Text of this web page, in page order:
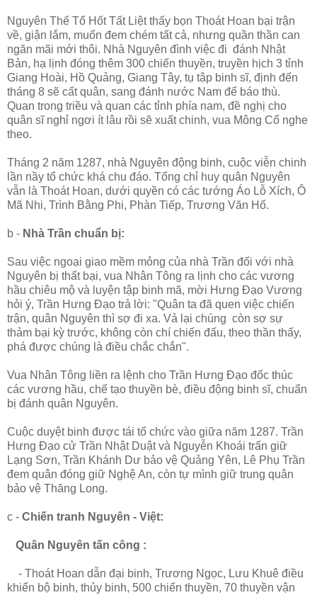
Nguyên Thế Tổ Hốt Tất Liệt thấy bọn Thoát Hoan bại trận
về, giận lắm, muốn đem chém tất cả, nhưng quần thần can
ngăn mãi mới thôi. Nhà Nguyên đình việc đi đánh Nhật
Bản, hạ lịnh đóng thêm 300 chiến thuyền, truyền hịch 3 tỉnh
Giang Hoài, Hồ Quảng, Giang Tây, tụ tập binh sĩ, định đến
tháng 8 sẽ cất quân, sang đánh nước Nam để báo thù.
Quan trong triều và quan các tỉnh phía nam, đề nghị cho
quân sĩ nghỉ ngơi ít lâu rồi sẽ xuất chinh, vua Mông Cổ nghe
theo.
Tháng 2 năm 1287, nhà Nguyên động binh, cuộc viễn chinh
lần nầy tổ chức khá chu đáo. Tổng chỉ huy quân Nguyên
vẫn là Thoát Hoan, dưới quyền có các tướng Áo Lỗ Xích, Ô
Mã Nhi, Trình Bằng Phi, Phàn Tiếp, Trương Văn Hổ.
b - Nhà Trần chuẩn bị:
Sau việc ngoại giao mềm mỏng của nhà Trần đối với nhà
Nguyên bị thất bại, vua Nhân Tông ra lịnh cho các vương
hầu chiêu mộ và luyện tập binh mã, mời Hưng Đạo Vương
hỏi ý, Trần Hưng Đạo trả lời: "Quân ta đã quen việc chiến
trận, quân Nguyên thì sợ đi xa. Vả lại chúng còn sợ sự
thảm bại kỳ trước, không còn chí chiến đấu, theo thần thấy,
phá được chúng là điều chắc chắn".
Vua Nhân Tông liền ra lệnh cho Trần Hưng Đạo đốc thúc
các vương hầu, chế tạo thuyền bè, điều động binh sĩ, chuẩn
bị đánh quân Nguyên.
Cuộc duyệt binh được tái tổ chức vào giữa năm 1287. Trần
Hưng Đạo cử Trần Nhật Duật và Nguyễn Khoái trấn giữ
Lạng Sơn, Trần Khánh Dư bảo vệ Quảng Yên, Lê Phụ Trần
đem quân đóng giữ Nghệ An, còn tự mình giữ trung quân
bảo vệ Thăng Long.
c - Chiến tranh Nguyên - Việt:
Quân Nguyên tấn công :
- Thoát Hoan dẫn đại binh, Trương Ngọc, Lưu Khuê điều
khiển bộ binh, thủy binh, 500 chiến thuyền, 70 thuyền vận